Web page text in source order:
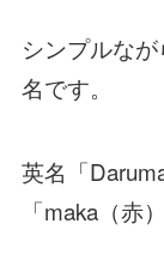
シンプルな
名です。
英名「
「maka（赤